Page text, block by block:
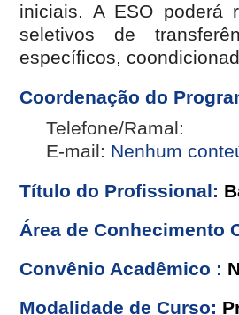
iniciais. A ESO poderá
seletivos de
específicos,
Coordenação do
Telefone/Ramal:
E-mail: Nenhum
Título do Profissional:
Área de Conhecimento
Convênio Acadêmico :
Modalidade de Curso: